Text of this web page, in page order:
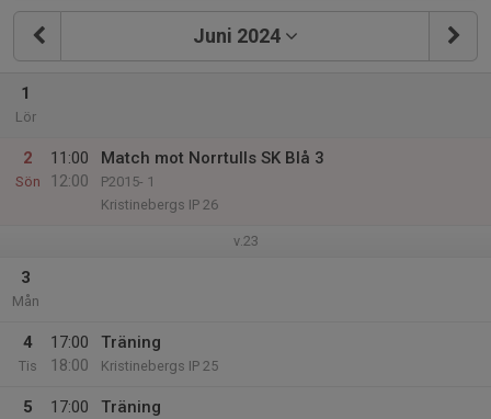
Juni 2024
1
Lör
2
Sön
11:00
12:00
Match mot Norrtulls SK Blå 3
P2015- 1
Kristinebergs IP 26
v.23
3
Mån
4
Tis
17:00
18:00
Träning
Kristinebergs IP 25
5
17:00
Träning